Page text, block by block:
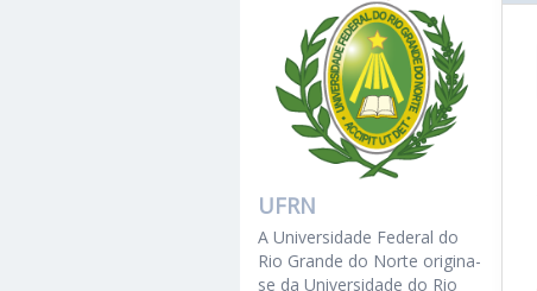
UFRN
A Universidade Federal do
Rio Grande do Norte origina-
se da Universidade do Rio